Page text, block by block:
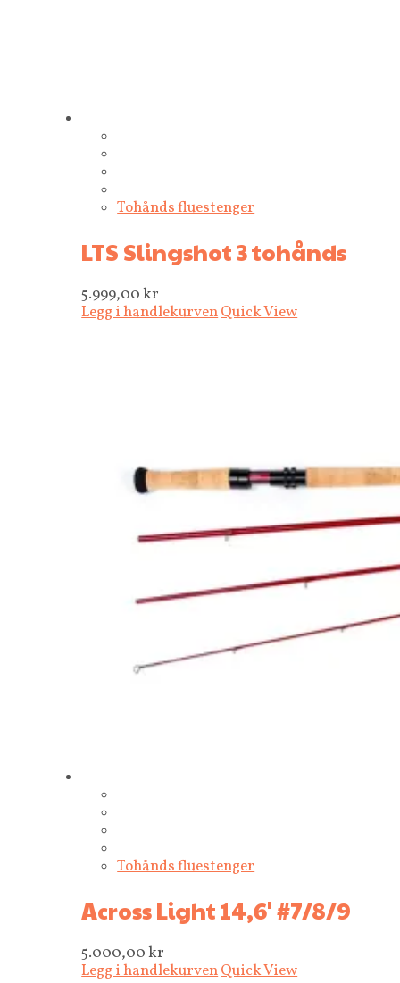
Tohånds fluestenger
LTS Slingshot 3 tohånds
5.999,00kr
Legg i handlekurvenQuick View
Tohånds fluestenger
Across Light 14,6' #7/8/9
5.000,00kr
Legg i handlekurvenQuick View